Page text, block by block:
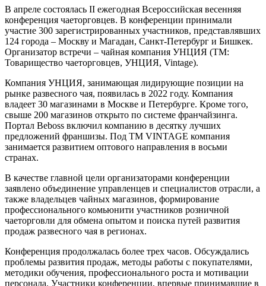
В апреле состоялась II ежегодная Всероссийская весенняя
конференция чаеторговцев. В конференции принимали
участие 300 зарегистрированных участников, представлявших
124 города – Москву и Магадан, Санкт-Петербург и Бишкек.
Организатор встречи – чайная компания УНЦИЯ (ТМ:
Товарищество чаеторговцев, УНЦИЯ, Vintage).
Компания УНЦИЯ, занимающая лидирующие позиции на
рынке развесного чая, появилась в 2022 году. Компания
владеет 30 магазинами в Москве и Петербурге. Кроме того,
свыше 200 магазинов открыто по системе франчайзинга.
Портал Beboss включил компанию в десятку лучших
предложений франшизы. Под ТМ VINTAGE компания
занимается развитием оптового направления в восьми
странах.
В качестве главной цели организаторами конференции
заявлено объединение управленцев и специалистов отрасли, а
также владельцев чайных магазинов, формирование
профессионального комьюнити участников розничной
чаеторговли для обмена опытом и поиска путей развития
продаж развесного чая в регионах.
Конференция продолжалась более трех часов. Обсуждались
проблемы развития продаж, методы работы с покупателями,
методики обучения, профессионального роста и мотивации
персонала. Участники конференции, впервые принимавшие в